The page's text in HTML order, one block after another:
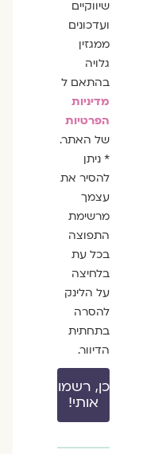
שיווקיים
ועדכונים
ממגזין
גלויה
בהתאם ל
מדיניות
הפרטיות
של האתר.
* ניתן
להסיר את
עצמך
מרשימת
התפוצה
בכל עת
בלחיצה
על הלינק
להסרה
בתחתית
הדיוור.
כן, רשמו
אותי!